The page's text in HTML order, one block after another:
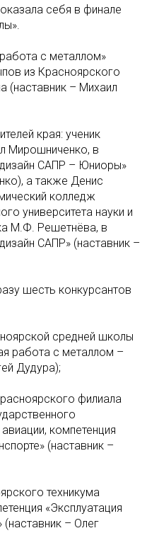
себя в финале
с металлом»
из Красноярского
(наставник – Михаил
края: ученик
Мирошниченко, в
САПР – Юниоры»
а также Денис
колледж
университета науки и
М.Ф. Решетнёва, в
САПР» (наставник –
шесть конкурсантов
средней школы
работа с металлом –
Дудура);
филиала
компетенция
(наставник –
техникума
«Эксплуатация
(наставник – Олег